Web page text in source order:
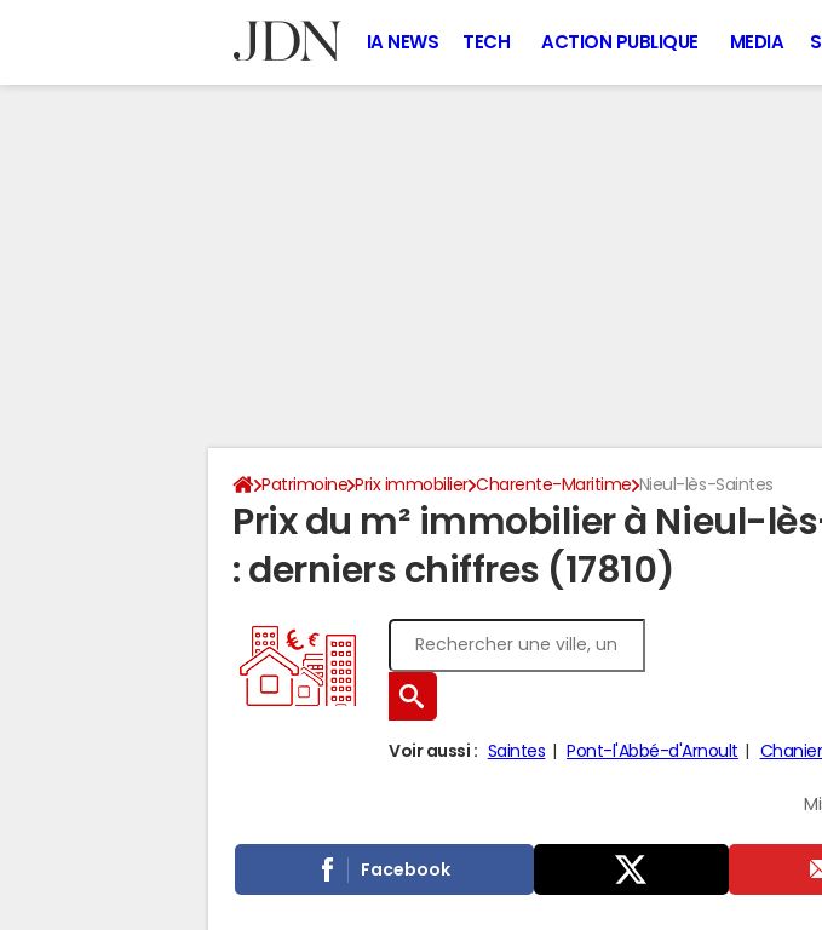
IA NEWS TECH ACTION PUBLIQUE MEDIA
Patrimoine Prix immobilier Charente-Maritime Nieul-lès-Saintes
Prix du m² immobilier à Nieul-
: derniers chiffres (17810)
Voir aussi : Saintes Pont-l'Abbé-d'Arnoult
Facebook